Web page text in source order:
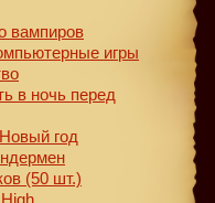
вампиров
игры
в ночь перед
год
(50 шт.)